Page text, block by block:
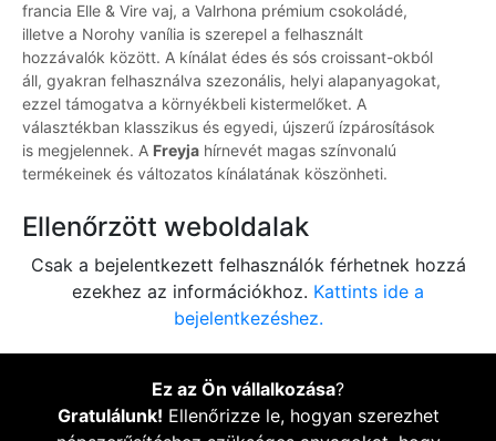
francia Elle & Vire vaj, a Valrhona prémium csokoládé,
illetve a Norohy vanília is szerepel a felhasznált
hozzávalók között. A kínálat édes és sós croissant-okból
áll, gyakran felhasználva szezonális, helyi alapanyagokat,
ezzel támogatva a környékbeli kistermelőket. A
választékban klasszikus és egyedi, újszerű ízpárosítások
is megjelennek. A Freyja hírnevét magas színvonalú
termékeinek és változatos kínálatának köszönheti.
Ellenőrzött weboldalak
Csak a bejelentkezett felhasználók férhetnek hozzá
ezekhez az információkhoz. Kattints ide a
bejelentkezéshez.
Ez az Ön vállalkozása?
Gratulálunk! Ellenőrizze le, hogyan szerezhet